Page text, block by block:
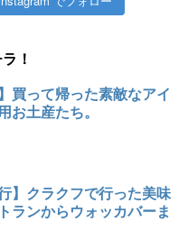
！
買って帰った素敵なアイ
お土産たち。
】クラクフで行った美味
ランからウォッカバーま